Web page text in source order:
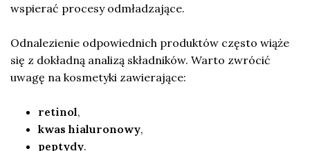
wspierać procesy odmładzające.
Odnalezienie odpowiednich produktów często wiąże
się z dokładną analizą składników. Warto zwrócić
uwagę na kosmetyki zawierające:
retinol,
kwas hialuronowy,
peptydy.